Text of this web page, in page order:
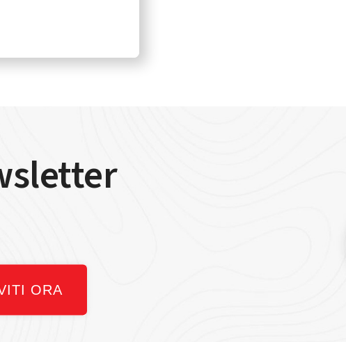
ORA